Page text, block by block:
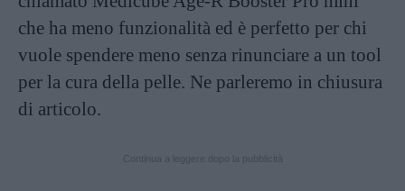
che ha meno funzionalità ed è perfetto per chi
vuole spendere meno senza rinunciare a un tool
per la cura della pelle. Ne parleremo in chiusura
di articolo.